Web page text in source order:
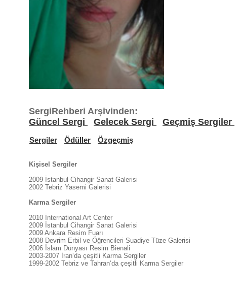
SergiRehberi Arşivinden:
Güncel Sergi
Gelecek Sergi Geçmiş Sergiler
Sergiler Ödüller Özgeçmiş
Kişisel Sergiler
2009 İstanbul Cihangir Sanat Galerisi
2002 Tebriz Yasemi Galerisi
Karma Sergiler
2010 İnternational Art Center
2009 İstanbul Cihangir Sanat Galerisi
2009 Ankara Resim Fuarı
2008 Devrim Erbil ve Öğrencileri Suadiye Tüze Galerisi
2006 İslam Dünyası Resim Bienali
2003-2007 İran‘da çeşitli Karma Sergiler
1999-2002 Tebriz ve Tahran‘da çeşitli Karma Sergiler